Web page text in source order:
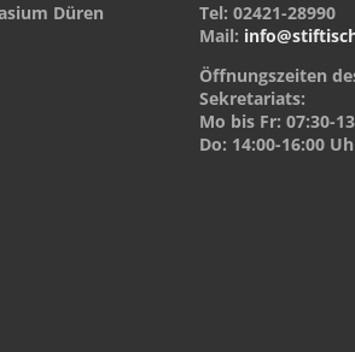
Düren
Tel: 02421-28990
Mail:
Öffnungszeiten
Sekretariats:
Mo bis Fr: 07:30-
Do: 14:00-16:00